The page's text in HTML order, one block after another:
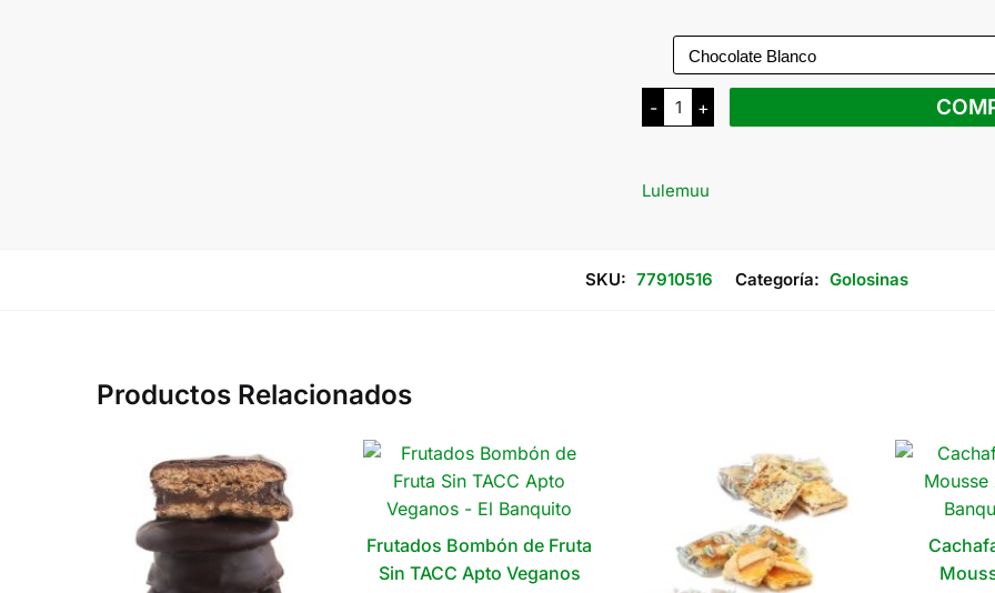
-
Lulemuu
Alfajor
de
x
+
Lulemuu
SKU: 77910516 Categoría: Golosinas
Productos Relacionados
Frutados Bombón de Fruta
Sin TACC Apto Veganos